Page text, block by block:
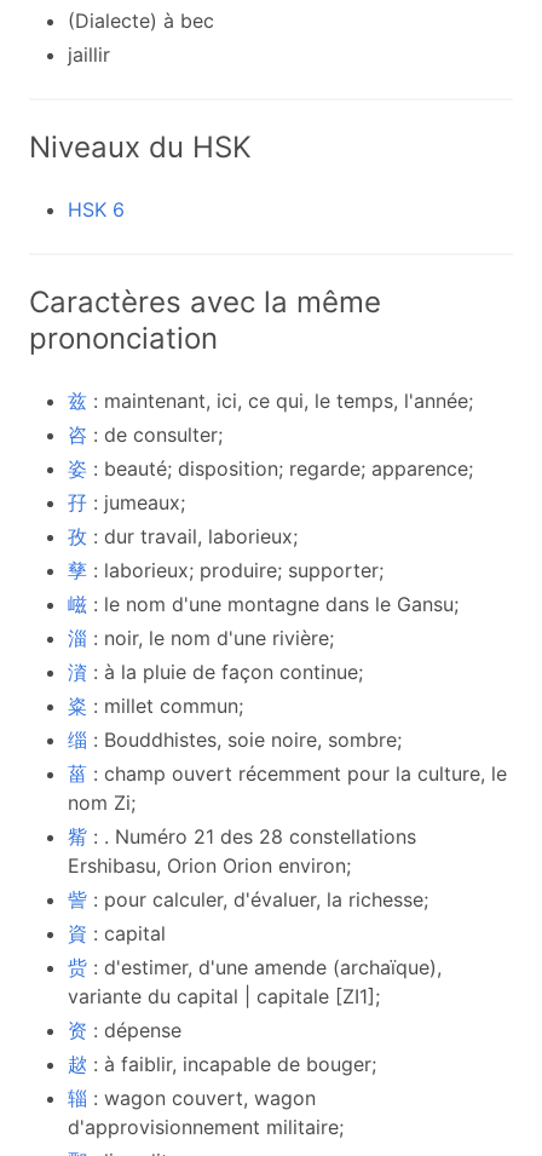
(Dialecte) à bec
jaillir
Niveaux du HSK
HSK 6
Caractères avec la même
prononciation
兹 : maintenant, ici, ce qui, le temps, l'année;
咨 : de consulter;
姿 : beauté; disposition; regarde; apparence;
孖 : jumeaux;
孜 : dur travail, laborieux;
孳 : laborieux; produire; supporter;
嵫 : le nom d'une montagne dans le Gansu;
淄 : noir, le nom d'une rivière;
澬 : à la pluie de façon continue;
粢 : millet commun;
缁 : Bouddhistes, soie noire, sombre;
菑 : champ ouvert récemment pour la culture, le
nom Zi;
觜 : . Numéro 21 des 28 constellations
Ershibasu, Orion Orion environ;
訾 : pour calculer, d'évaluer, la richesse;
資 : capital
赀 : d'estimer, d'une amende (archaïque),
variante du capital | capitale [ZI1];
资 : dépense
趑 : à faiblir, incapable de bouger;
辎 : wagon couvert, wagon
d'approvisionnement militaire;